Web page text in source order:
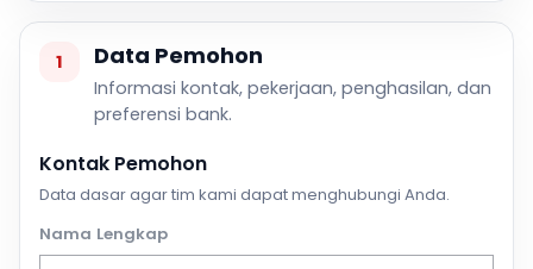
1 Data Pemohon
Informasi kontak, pekerjaan, penghasilan, dan
preferensi bank.
Kontak Pemohon
Data dasar agar tim kami dapat menghubungi Anda.
Nama Lengkap